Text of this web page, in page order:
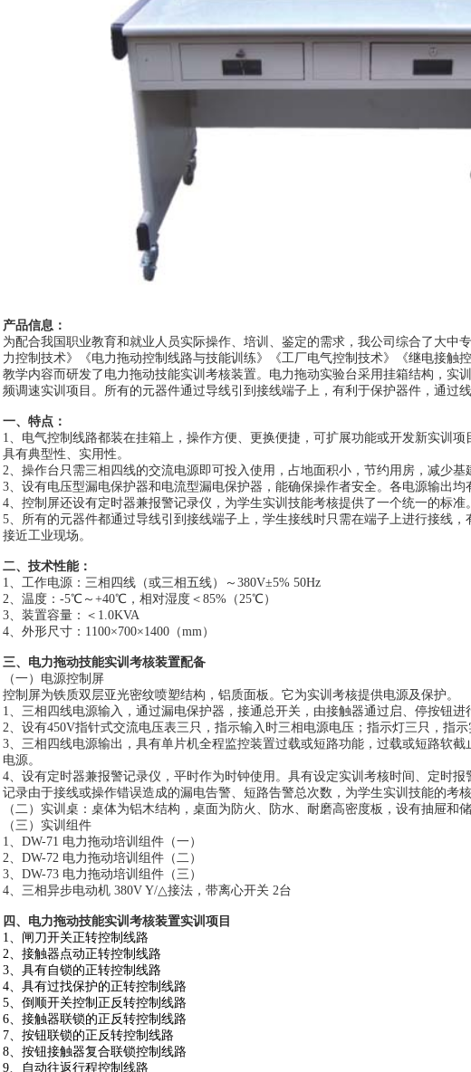
产品信息：
为配合我国职业教育和就业人员实际操作、培训、鉴定的需求，我公司综合了大中
力控制技术》《电力拖动控制线路与技能训练》《工厂电气控制技术》《继电接触
教学内容而研发了电力拖动技能实训考核装置。电力拖动实验台采用挂箱结构，实
频调速实训项目。所有的元器件通过导线引到接线端子上，有利于保护器件，通过
一、特点：
1、电气控制线路都装在挂箱上，操作方便、更换便捷，可扩展功能或开发新实训
具有典型性、实用性。
2、操作台只需三相四线的交流电源即可投入使用，占地面积小，节约用房，减少基
3、设有电压型漏电保护器和电流型漏电保护器，能确保操作者安全。各电源输出均
4、控制屏还设有定时器兼报警记录仪，为学生实训技能考核提供了一个统一的标准。
5、所有的元器件都通过导线引到接线端子上，学生接线时只需在端子上进行接线，
接近工业现场。
二、技术性能：
1、工作电源：三相四线（或三相五线）～380V±5% 50Hz
2、温度：-5℃～+40℃，相对湿度＜85%（25℃）
3、装置容量：＜1.0KVA
4、外形尺寸：1100×700×1400（mm）
三、 电力拖动技能实训考核装置配备
（一）电源控制屏
控制屏为铁质双层亚光密纹喷塑结构，铝质面板。它为实训考核提供电源及保护。
1、三相四线电源输入，通过漏电保护器，接通总开关，由接触器通过启、停按钮进
2、设有450V指针式交流电压表三只，指示输入时三相电源电压；指示灯三只，指示
3、三相四线电源输出，具有单片机全程监控装置过载或短路功能，过载或短路软
电源。
4、设有定时器兼报警记录仪，平时作为时钟使用。具有设定实训考核时间、定时
记录由于接线或操作错误造成的漏电告警、短路告警总次数，为学生实训技能的考
（二）实训桌：桌体为铝木结构，桌面为防火、防水、耐磨高密度板，设有抽屉和储
（三）实训组件
1、DW-71 电力拖动培训组件（一）
2、DW-72 电力拖动培训组件（二）
3、DW-73 电力拖动培训组件（三）
4、三相异步电动机 380V Y/△接法，带离心开关 2台
四、 电力拖动技能实训考核装置实训项目
1、闸刀开关正转控制线路
2、接触器点动正转控制线路
3、具有自锁的正转控制线路
4、具有过找保护的正转控制线路
5、倒顺开关控制正反转控制线路
6、接触器联锁的正反转控制线路
7、按钮联锁的正反转控制线路
8、按钮接触器复合联锁控制线路
9、自动往返行程控制线路